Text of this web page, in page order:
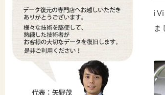
ま